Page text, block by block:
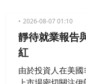
2026-08-07 01:10
靜待就業報告
紅
由於投資人在美